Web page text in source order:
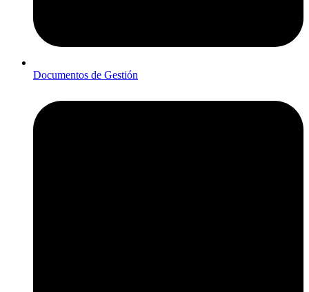
Documentos de Gestión